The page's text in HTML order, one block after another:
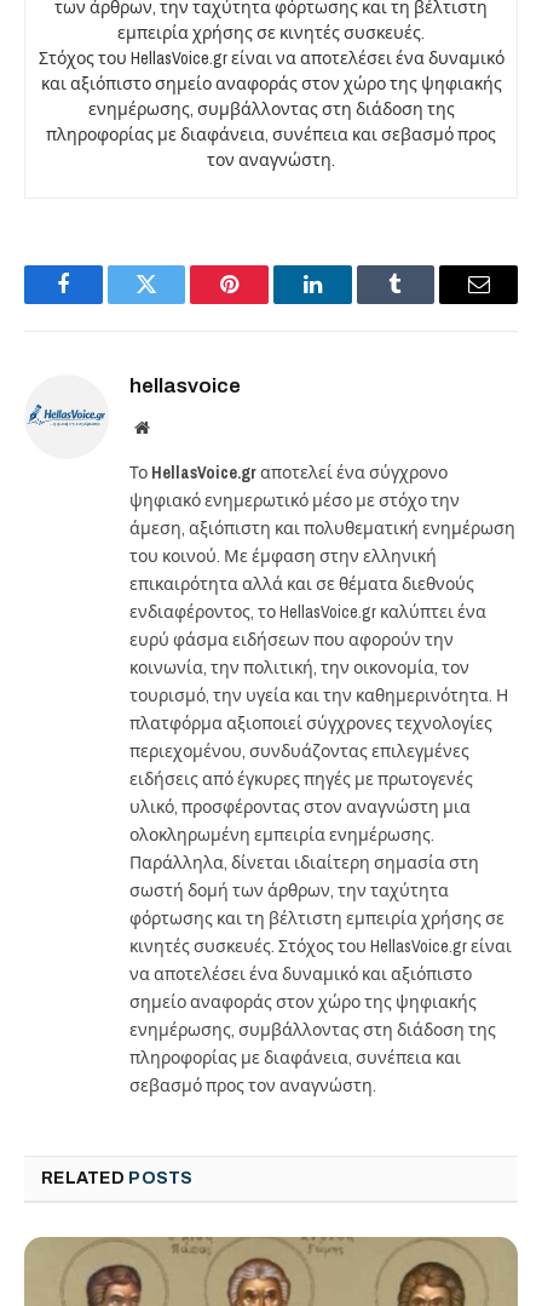
των άρθρων, την ταχύτητα φόρτωσης και τη βέλτιστη
εμπειρία χρήσης σε κινητές συσκευές.
Στόχος του HellasVoice.gr είναι να αποτελέσει ένα δυναμικό
και αξιόπιστο σημείο αναφοράς στον χώρο της ψηφιακής
ενημέρωσης, συμβάλλοντας στη διάδοση της
πληροφορίας με διαφάνεια, συνέπεια και σεβασμό προς
τον αναγνώστη.
FacebookTwitter Pinterest LinkedInTumblr Email
hellasvoice
Website
Το HellasVoice.grαποτελεί ένα σύγχρονο
ψηφιακό ενημερωτικό μέσο με στόχο την
άμεση, αξιόπιστη και πολυθεματική ενημέρωση
του κοινού. Με έμφαση στην ελληνική
επικαιρότητα αλλά και σε θέματα διεθνούς
ενδιαφέροντος, το HellasVoice.gr καλύπτει ένα
ευρύ φάσμα ειδήσεων που αφορούν την
κοινωνία, την πολιτική, την οικονομία, τον
τουρισμό, την υγεία και την καθημερινότητα. Η
πλατφόρμα αξιοποιεί σύγχρονες τεχνολογίες
περιεχομένου, συνδυάζοντας επιλεγμένες
ειδήσεις από έγκυρες πηγές με πρωτογενές
υλικό, προσφέροντας στον αναγνώστη μια
ολοκληρωμένη εμπειρία ενημέρωσης.
Παράλληλα, δίνεται ιδιαίτερη σημασία στη
σωστή δομή των άρθρων, την ταχύτητα
φόρτωσης και τη βέλτιστη εμπειρία χρήσης σε
κινητές συσκευές. Στόχος του HellasVoice.gr είναι
να αποτελέσει ένα δυναμικό και αξιόπιστο
σημείο αναφοράς στον χώρο της ψηφιακής
ενημέρωσης, συμβάλλοντας στη διάδοση της
πληροφορίας με διαφάνεια, συνέπεια και
σεβασμό προς τον αναγνώστη.
RELATED POSTS